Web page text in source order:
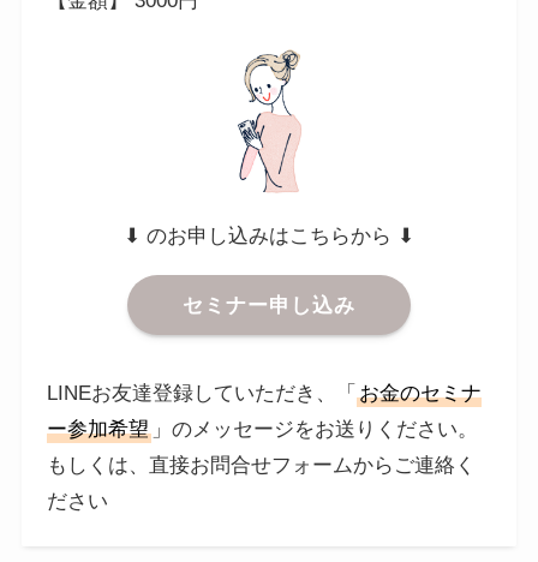
⬇︎ のお申し込みはこちらから ⬇︎
セミナー申し込み
LINEお友達登録していただき、「お金のセミナ
ー参加希望 」のメッセージをお送りください。
もしくは、直接お問合せフォームからご連絡く
ださい